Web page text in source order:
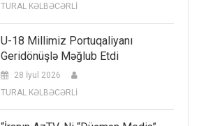
TURAL KƏLBƏCƏRLİ
U-18 Millimiz Portuqaliyanı
Geridönüşlə Məğlub Etdi
28 İyul 2026
TURAL KƏLBƏCƏRLİ